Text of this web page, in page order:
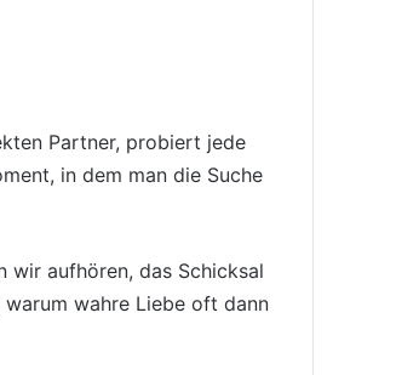
Partner, probiert jede
in dem man die Suche
wir aufhören, das Schicksal
wahre Liebe oft dann